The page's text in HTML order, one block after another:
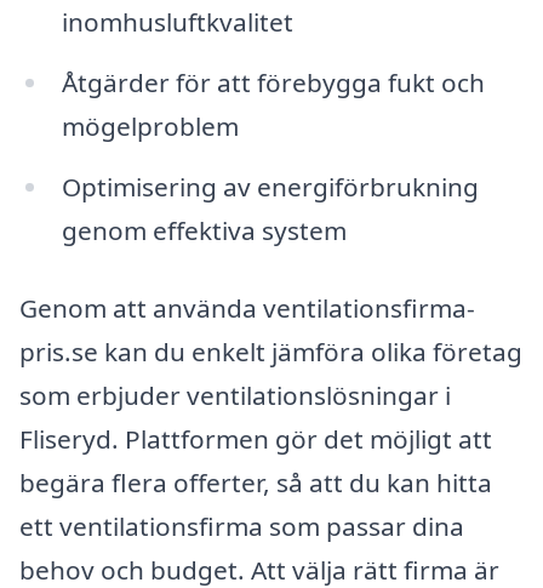
inomhusluftkvalitet
Åtgärder för att förebygga fukt och
mögelproblem
Optimisering av energiförbrukning
genom effektiva system
Genom att använda ventilationsfirma-
pris.se kan du enkelt jämföra olika företag
som erbjuder ventilationslösningar i
Fliseryd. Plattformen gör det möjligt att
begära flera offerter, så att du kan hitta
ett ventilationsfirma som passar dina
behov och budget. Att välja rätt firma är